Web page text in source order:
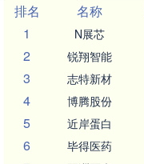
排名
名称
1
N展芯
2 锐翔智能
3 志特新材
4 博腾股份
5 近岸蛋白
6 毕得医药